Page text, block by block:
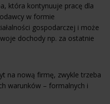
która kontynuuje pracę dla
w formie
gospodarczej i może
dochody np. za ostatnie
na nową firmę, zwykle trzeba
warunków – formalnych i